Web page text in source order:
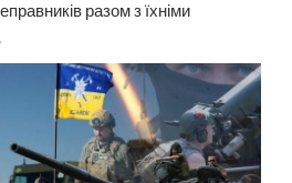
разом з їхніми